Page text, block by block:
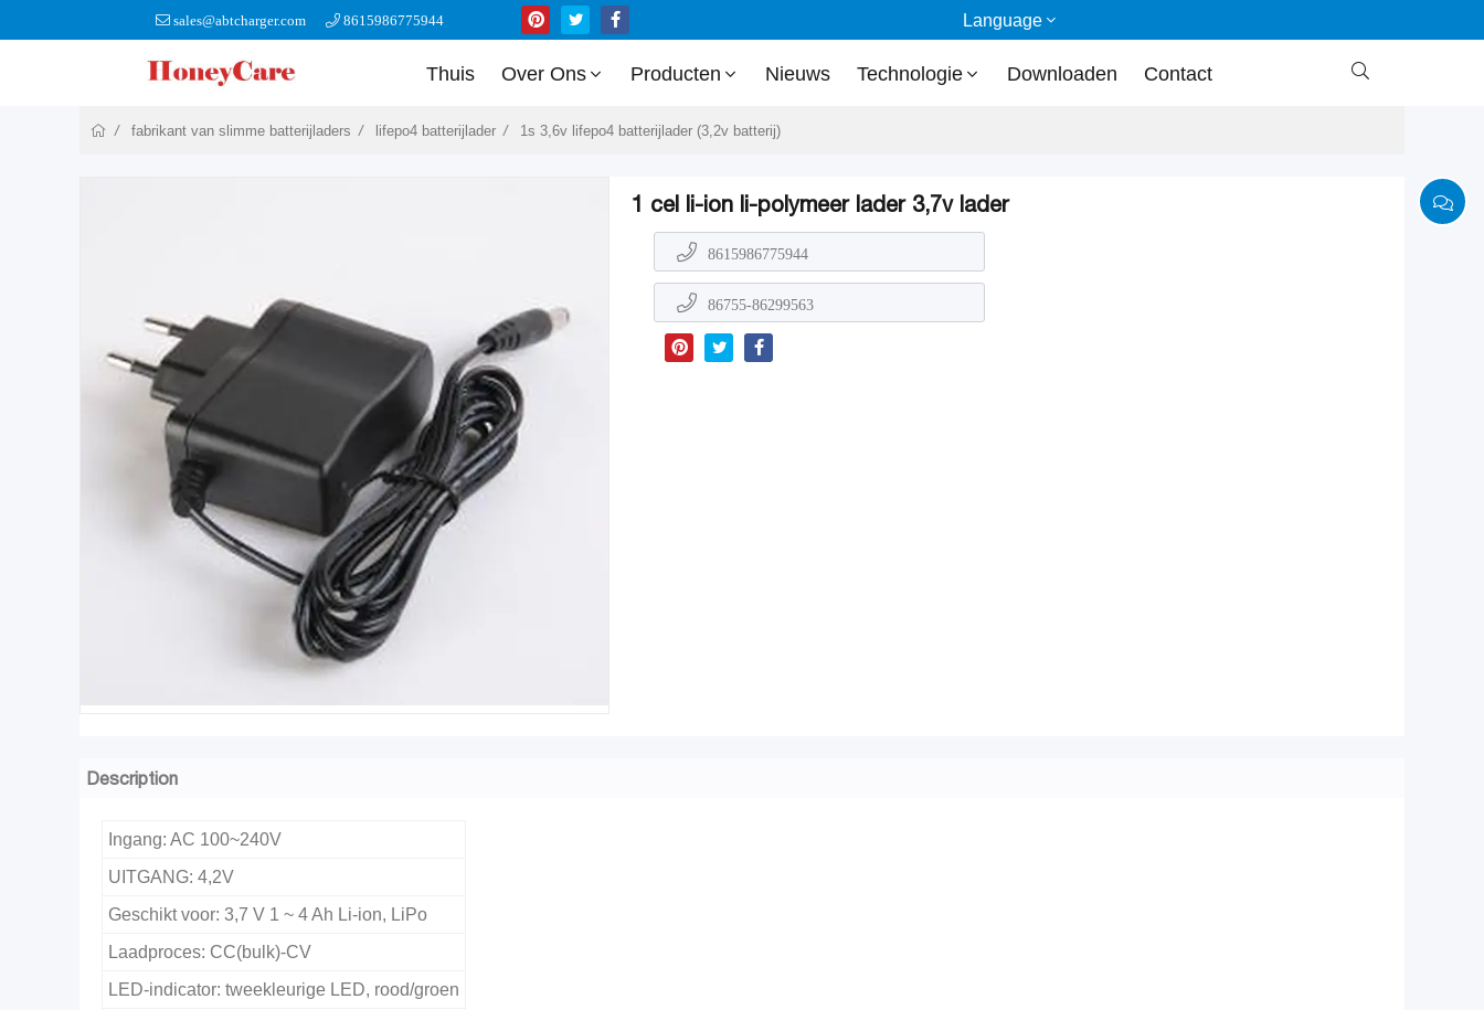
sales@abtcharger.com 8615986775944 Language
Thuis Over Ons Producten Nieuws Technologie Downloaden Contact 
fabrikant van slimme batterijladers lifepo4 batterijlader 1s 3,6v lifepo4 batterijlader (3,2v batterij)
1 cel li-ion li-polymeer lader 3,7v lader
8615986775944
86755-86299563
Description
Ingang: AC 100~240V
UITGANG: 4,2V
Geschikt voor: 3,7 V 1 ~ 4 Ah Li-ion, LiPo
Laadproces: CC(bulk)-CV
LED-indicator: tweekleurige LED, rood/groen